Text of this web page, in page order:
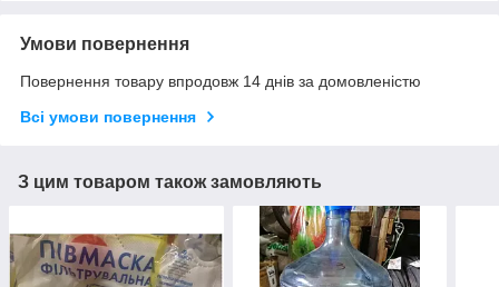
Умови повернення
Повернення товару впродовж 14 днів за домовленістю
Всі умови повернення
З цим товаром також замовляють